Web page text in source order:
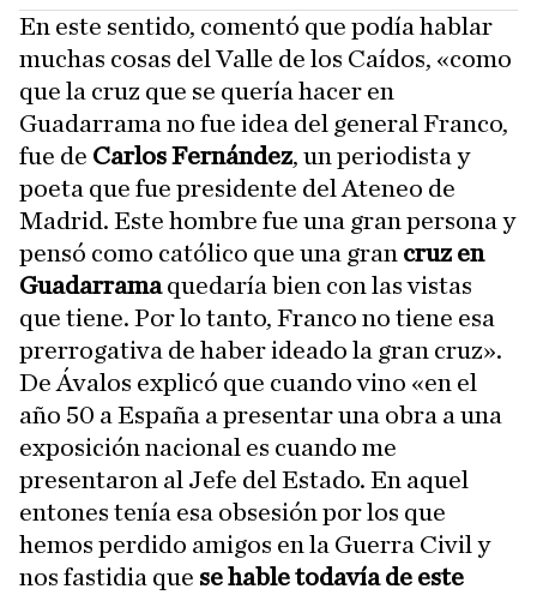
En este sentido, comentó que podía hablar
muchas cosas del Valle de los Caídos, «como
que la cruz que se quería hacer en
Guadarrama no fue idea del general Franco,
fue de Carlos Fernández, un periodista y
poeta que fue presidente del Ateneo de
Madrid. Este hombre fue una gran persona y
pensó como católico que una gran cruz en
Guadarramaquedaría bien con las vistas
que tiene. Por lo tanto, Franco no tiene esa
prerrogativa de haber ideado la gran cruz».
De Ávalos explicó que cuando vino «en el
año 50 a España a presentar una obra a una
exposición nacional es cuando me
presentaron al Jefe del Estado. En aquel
entones tenía esa obsesión por los que
hemos perdido amigos en la Guerra Civil y
nos fastidia que se hable todavía de este